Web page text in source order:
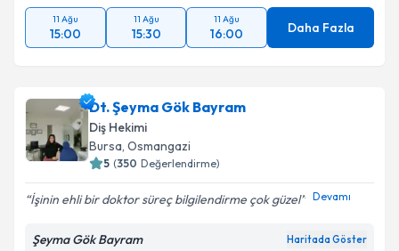
11 Ağu
15:00
11 Ağu
15:30
11 Ağu
16:00 Daha Fazla
Dt. Şeyma Gök Bayram
Diş Hekimi
Bursa, Osmangazi
5 (350 Değerlendirme)
İşinin ehli bir doktor süreç bilgilendirme çok güzel Devamı
Şeyma Gök Bayram Haritada Göster